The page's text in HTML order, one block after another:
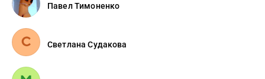
Павел Тимоненко
Светлана Судакова